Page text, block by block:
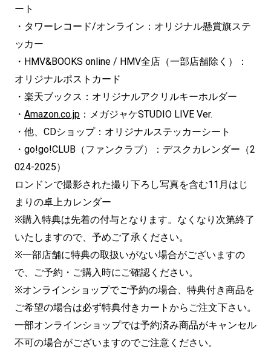
ート
・タワーレコード/オンライン：オリジナル懸賞旗ステ
ッカー
・HMV&BOOKS online / HMV全店（一部店舗除く）：
オリジナルポストカード
・楽天ブックス：オリジナルアクリルキーホルダー
・ Amazon.co.jp ：メガジャケSTUDIO LIVE Ver.
・他、CDショップ：オリジナルステッカーシート
・go!go!CLUB（ファンクラブ）：デスクカレンダー（2
024-2025）
ロンドンで撮影された撮り下ろし写真を含む11月はじ
まりの卓上カレンダー
※購入特典は先着の付与となります。なくなり次第終了
いたしますので、予めご了承ください。
※一部店舗に特典の取扱いがない場合がございますの
で、ご予約・ご購入時にご確認ください。
※オンラインショップでご予約の場合、特典付き商品を
ご希望の場合は必ず特典付きカートからご注文下さい。
一部オンラインショップでは予約済み商品がキャンセル
不可の場合がございますのでご注意ください。